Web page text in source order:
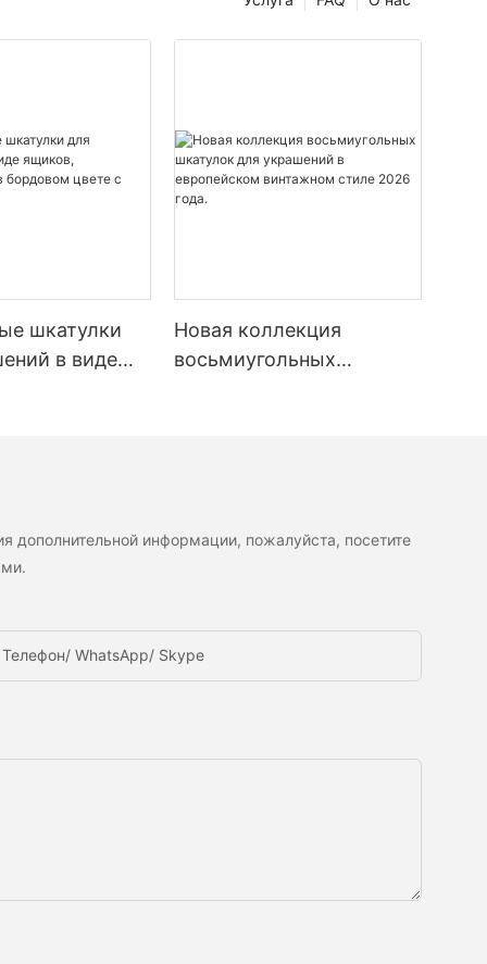
шкатулки
в виде
Новая коллекция
восьмиугольных
дополнительной информации, пожалуйста, посетите
Телефон/ WhatsApp/ Skype